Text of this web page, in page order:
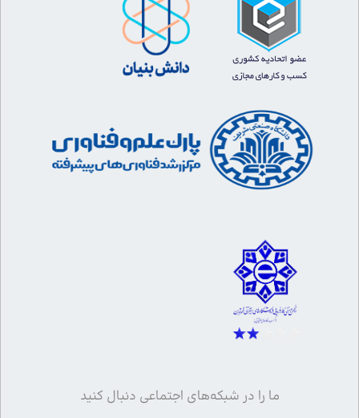
ما را در شبکه‌های اجتماعی دنبال کنید